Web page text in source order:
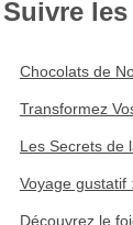
Suivre
Chocolats de
Transformez
Les Secrets de
Voyage gustatif
Découvrez le